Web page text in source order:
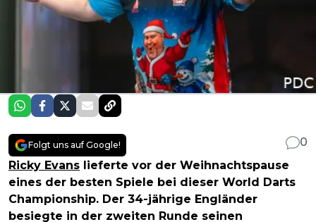
Folgt uns auf Google!
0
Ricky Evans lieferte vor der Weihnachtspause
eines der besten Spiele bei dieser World Darts
Championship. Der 34-jährige Engländer
besiegte in der zweiten Runde seinen